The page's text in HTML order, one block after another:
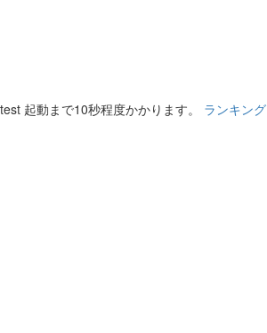
test 起動まで10秒程度かかります。 ランキング